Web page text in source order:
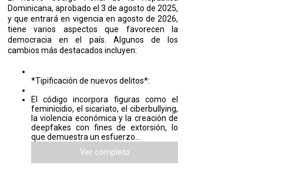
Dominicana, aprobado el 3 de agosto de 2025,
y que entrará en vigencia en agosto de 2026,
tiene varios aspectos que favorecen la
democracia en el país. Algunos de los
cambios más destacados incluyen:
*Tipificación de nuevos delitos*:
El código incorpora figuras como el
feminicidio, el sicariato, el ciberbullying,
la violencia económica y la creación de
deepfakes con fines de extorsión, lo
que demuestra un esfuerzo...
Ver completo